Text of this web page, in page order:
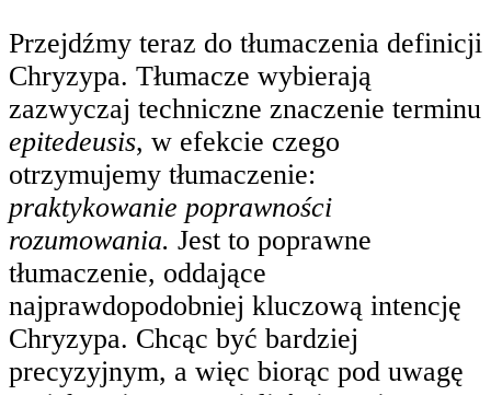
Przejdźmy teraz do tłumaczenia definicji
Chryzypa. Tłumacze wybierają
zazwyczaj techniczne znaczenie terminu
epitedeusis, w efekcie czego
otrzymujemy tłumaczenie:
praktykowanie poprawności
rozumowania. Jest to poprawne
tłumaczenie, oddające
najprawdopodobniej kluczową intencję
Chryzypa. Chcąc być bardziej
precyzyjnym, a więc biorąc pod uwagę